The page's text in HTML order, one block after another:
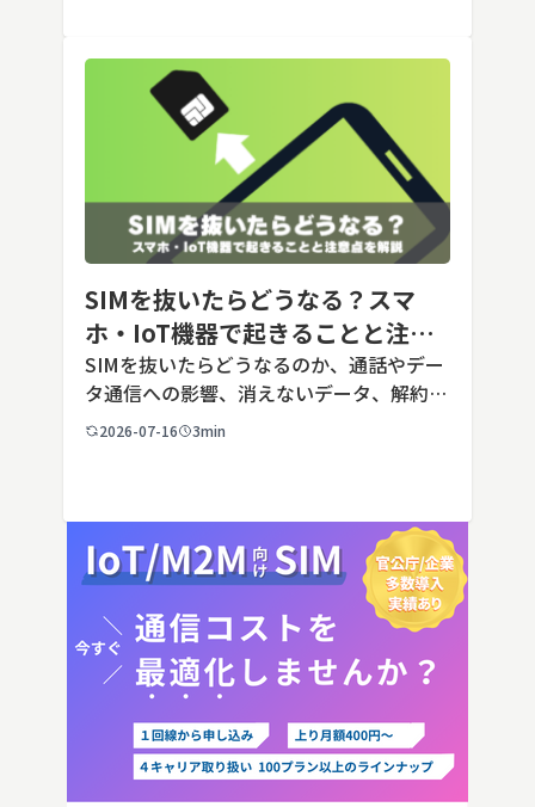
SIMを抜いたらどうなる？スマ
ホ・IoT機器で起きることと注意
点を解説
SIMを抜いたらどうなるのか、通話やデー
タ通信への影響、消えないデータ、解約や
端末譲渡時の注意点を整理。さらに法人・
2026-07-16 3min